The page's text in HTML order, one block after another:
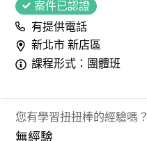
案件已認證
有提供電話
新北市 新店區
課程形式：團體班
您有學習扭扭棒的經驗嗎？
無經驗